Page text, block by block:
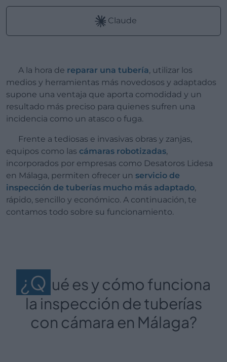
Claude
A la hora de reparar una tubería, utilizar los
medios y herramientas más novedosos y adaptados
supone una ventaja que aporta comodidad y un
resultado más preciso para quienes sufren una
incidencia como un atasco o fuga.
Frente a tediosas e invasivas obras y zanjas,
equipos como las cámaras robotizadas,
incorporados por empresas como Desatoros Lidesa
en Málaga, permiten ofrecer un servicio de
inspección de tuberías mucho más adaptado,
rápido, sencillo y económico. A continuación, te
contamos todo sobre su funcionamiento.
¿Q ué es y cómo funciona
la inspección de tuberías
con cámara en Málaga?